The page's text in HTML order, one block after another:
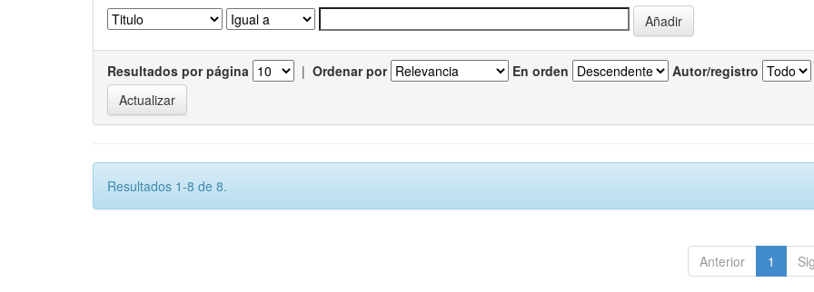
Resultados por página | Ordenar por En orden Autor/registro
Resultados 1-8 de 8.
Anterior 1